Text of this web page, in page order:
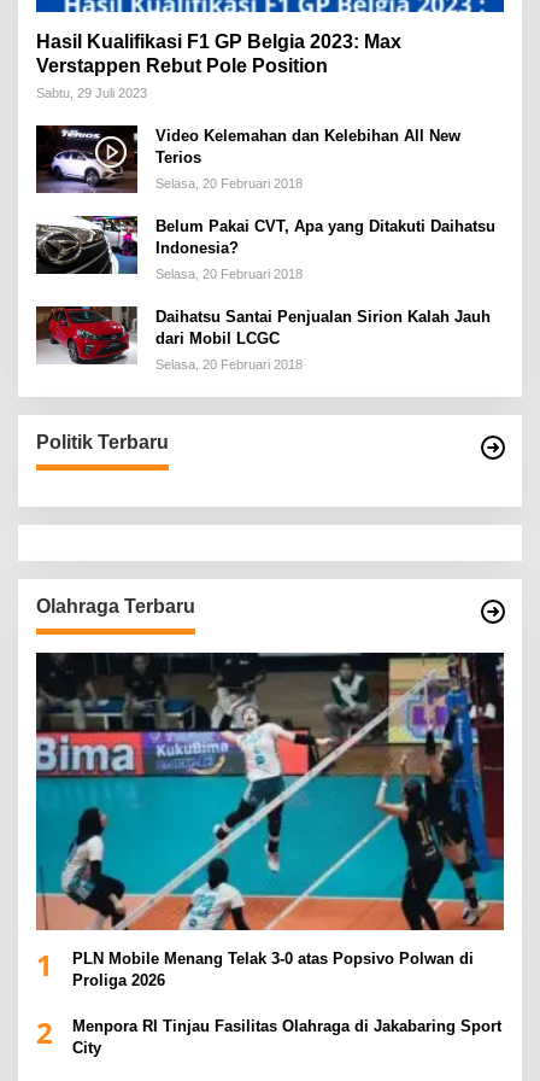
Hasil Kualifikasi F1 GP Belgia 2023: Max
Verstappen Rebut Pole Position
Sabtu, 29 Juli 2023
Video Kelemahan dan Kelebihan All New
Terios
Selasa, 20 Februari 2018
Belum Pakai CVT, Apa yang Ditakuti Daihatsu
Indonesia?
Selasa, 20 Februari 2018
Daihatsu Santai Penjualan Sirion Kalah Jauh
dari Mobil LCGC
Selasa, 20 Februari 2018
Politik Terbaru
Olahraga Terbaru
1
PLN Mobile Menang Telak 3-0 atas Popsivo Polwan di
Proliga 2026
2
Menpora RI Tinjau Fasilitas Olahraga di Jakabaring Sport
City